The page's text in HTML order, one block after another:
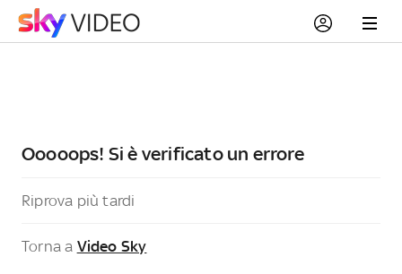
Ooooops! Si è verificato un errore
Riprova più tardi
Torna a Video Sky